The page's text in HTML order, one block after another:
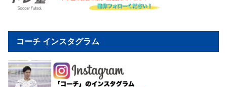
コーチ インスタグラム